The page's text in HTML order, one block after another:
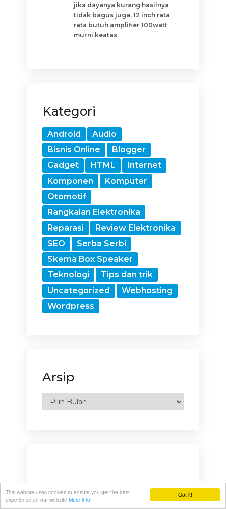
Got it!
This website uses cookies to ensure you get the best
experience on our website More info
jika dayanya kurang hasilnya
tidak bagus juga, 12 inch rata
rata butuh amplifier 100watt
murni keatas
Kategori
Android
Audio
Bisnis Online
Blogger
Gadget
HTML
Internet
Komponen
Komputer
Otomotif
Rangkaian Elektronika
Reparasi
Review Elektronika
SEO
Serba Serbi
Skema Box Speaker
Teknologi
Tips dan trik
Uncategorized
Webhosting
Wordpress
Arsip
Arsip